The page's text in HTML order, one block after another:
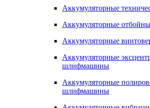
Аккумуляторные
Аккумуляторные
Аккумуляторные
Аккумуляторные
шлифмашины
Аккумуляторные
шлифмашины